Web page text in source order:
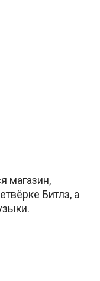
магазин,
Битлз, а